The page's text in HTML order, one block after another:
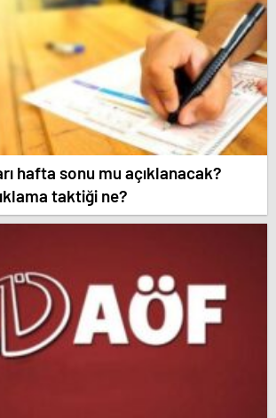
hafta sonu mu açıklanacak?
taktiği ne?